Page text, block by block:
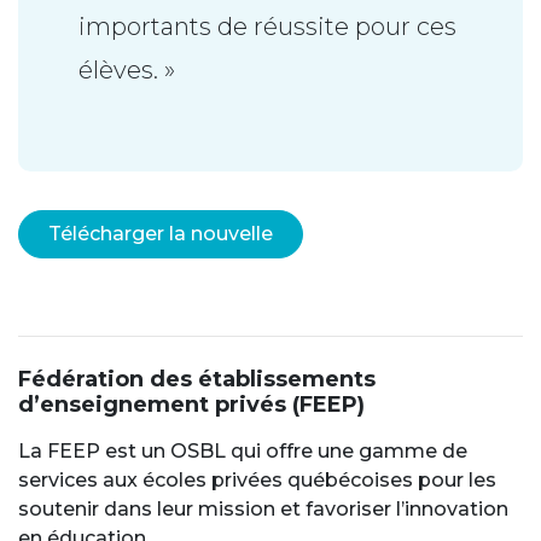
importants de réussite pour ces
élèves. »
Télécharger la nouvelle
Fédération des établissements
d’enseignement privés (FEEP)
La FEEP est un OSBL qui offre une gamme de
services aux écoles privées québécoises pour les
soutenir dans leur mission et favoriser l’innovation